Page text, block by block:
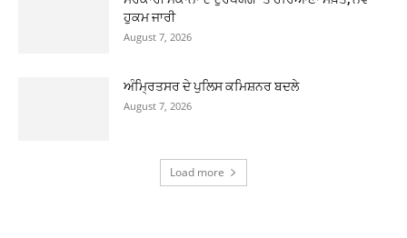
ਹੁਕਮ ਜਾਰੀ
August 7, 2026
ਅੰਮ੍ਰਿਤਸਰ ਦੇ ਪੁਲਿਸ ਕਮਿਸ਼ਨਰ ਬਦਲੇ
August 7, 2026
Load more